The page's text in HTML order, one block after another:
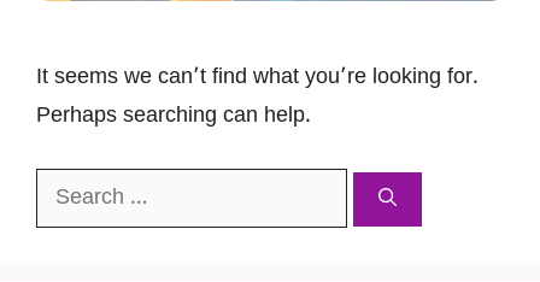
It seems we can’t find what you’re looking for.
Perhaps searching can help.
Search
for: